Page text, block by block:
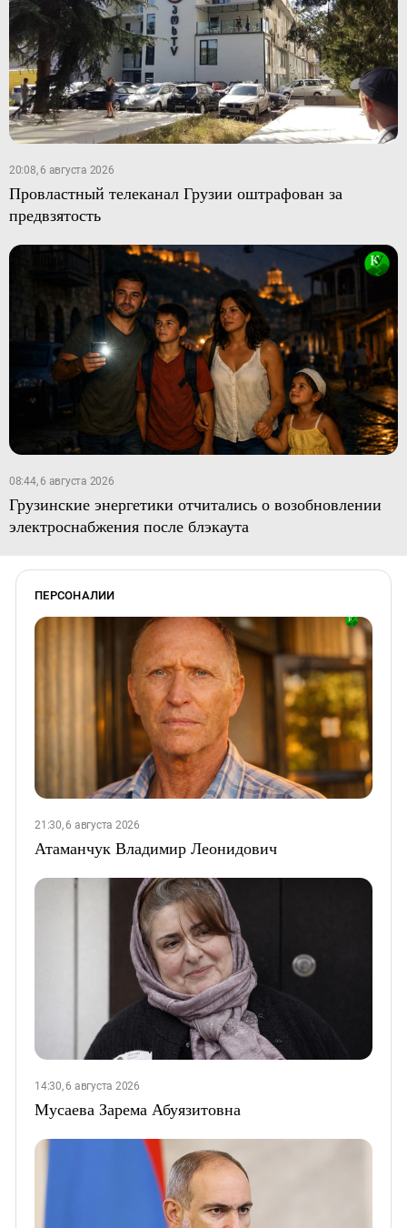
20:08, 6 августа 2026
Провластный телеканал Грузии оштрафован за
предвзятость
08:44, 6 августа 2026
Грузинские энергетики отчитались о возобновлении
электроснабжения после блэкаута
ПЕРСОНАЛИИ
21:30, 6 августа 2026
Атаманчук Владимир Леонидович
14:30, 6 августа 2026
Мусаева Зарема Абуязитовна